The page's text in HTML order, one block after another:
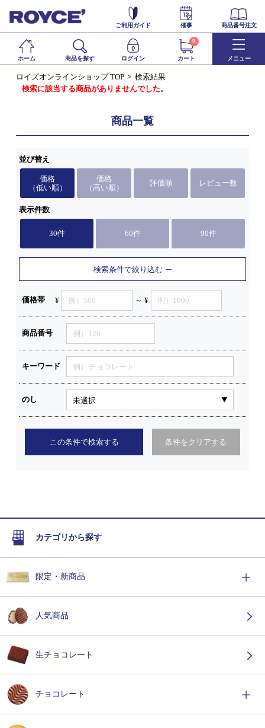
ご利用ガイド 催事 商品番号注文
ホーム 商品を探す ログイン カート
0
メニュー
ロイズオンラインショップ TOP
検索結果
検索に該当する商品がありませんでした。
商品一覧
並び替え
価格
（低い順）
価格
（高い順）
評価順 レビュー数
表示件数
30件 60件 90件
検索条件で絞り込む
価格帯 ¥ ～ ¥
商品番号
キーワード
のし
この条件で検索する 条件をクリアする
カテゴリから探す
限定・新商品
人気商品
生チョコレート
チョコレート